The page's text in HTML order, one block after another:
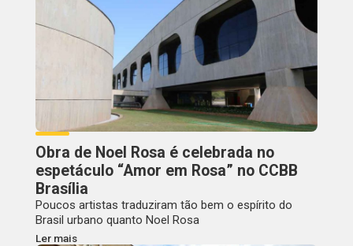
Obra de Noel Rosa é celebrada no
espetáculo “Amor em Rosa” no CCBB
Brasília
Poucos artistas traduziram tão bem o espírito do
Brasil urbano quanto Noel Rosa
Ler mais